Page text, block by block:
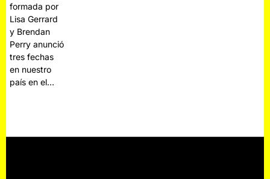
formada por
Lisa Gerrard
y Brendan
Perry anunció
tres fechas
en nuestro
país en el…